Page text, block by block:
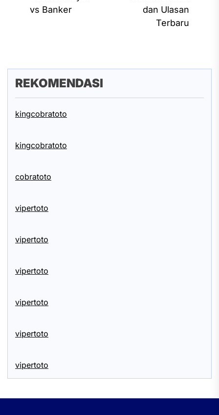
post:vs Banker
dan Ulasan
Terbaru
REKOMENDASI
kingcobratoto
kingcobratoto
cobratoto
vipertoto
vipertoto
vipertoto
vipertoto
vipertoto
vipertoto